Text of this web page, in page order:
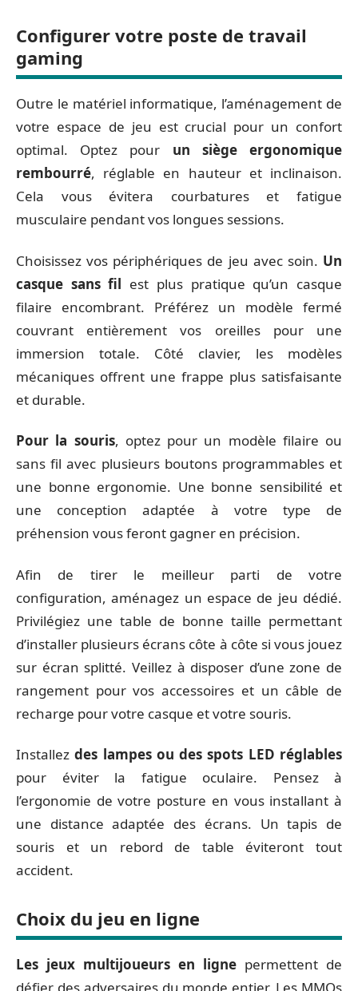
Configurer votre poste de travail
gaming
Outre le matériel informatique, l’aménagement de
votre espace de jeu est crucial pour un confort
optimal. Optez pour un siège ergonomique
rembourré, réglable en hauteur et inclinaison.
Cela vous évitera courbatures et fatigue
musculaire pendant vos longues sessions.
Choisissez vos périphériques de jeu avec soin. Un
casque sans fil est plus pratique qu’un casque
filaire encombrant. Préférez un modèle fermé
couvrant entièrement vos oreilles pour une
immersion totale. Côté clavier, les modèles
mécaniques offrent une frappe plus satisfaisante
et durable.
Pour la souris, optez pour un modèle filaire ou
sans fil avec plusieurs boutons programmables et
une bonne ergonomie. Une bonne sensibilité et
une conception adaptée à votre type de
préhension vous feront gagner en précision.
Afin de tirer le meilleur parti de votre
configuration, aménagez un espace de jeu dédié.
Privilégiez une table de bonne taille permettant
d’installer plusieurs écrans côte à côte si vous jouez
sur écran splitté. Veillez à disposer d’une zone de
rangement pour vos accessoires et un câble de
recharge pour votre casque et votre souris.
Installezdes lampes ou des spots LED réglables
pour éviter la fatigue oculaire. Pensez à
l’ergonomie de votre posture en vous installant à
une distance adaptée des écrans. Un tapis de
souris et un rebord de table éviteront tout
accident.
Choix du jeu en ligne
Les jeux multijoueurs en ligne permettent de